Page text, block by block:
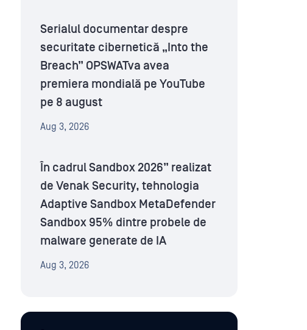
Serialul documentar despre
securitate cibernetică „Into the
Breach” OPSWATva avea
premiera mondială pe YouTube
pe 8 august
Aug 3, 2026
În cadrul Sandbox 2026” realizat
de Venak Security, tehnologia
Adaptive Sandbox MetaDefender
Sandbox 95% dintre probele de
malware generate de IA
Aug 3, 2026